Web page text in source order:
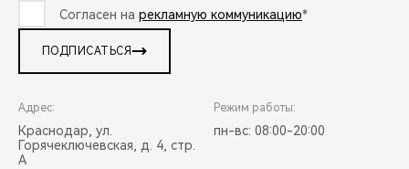
Согласен на рекламную коммуникацию*
ПОДПИСАТЬСЯ
Адрес:
Краснодар, ул.
Горячеключевская, д. 4, стр.
А
Режим работы:
пн-вс: 08:00-20:00